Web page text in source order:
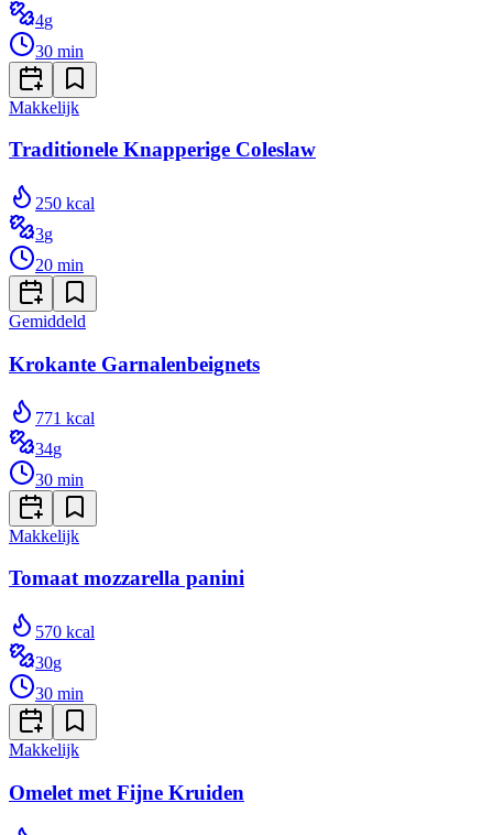
4g
30 min
Makkelijk
Traditionele Knapperige Coleslaw
250 kcal
3g
20 min
Gemiddeld
Krokante Garnalenbeignets
771 kcal
34g
30 min
Makkelijk
Tomaat mozzarella panini
570 kcal
30g
30 min
Makkelijk
Omelet met Fijne Kruiden